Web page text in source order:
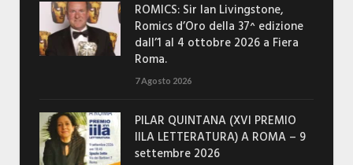
ROMICS: Sir Ian Livingstone,
Romics d’Oro della 37^ edizione
dall’1 al 4 ottobre 2026 a Fiera
Roma.
7 Agosto 2026
PILAR QUINTANA (XVI PREMIO
IILA LETTERATURA) A ROMA – 9
settembre 2026